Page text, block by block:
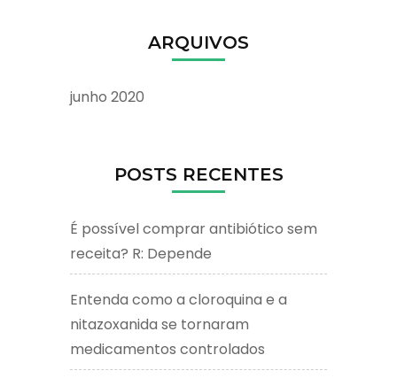
ARQUIVOS
junho 2020
POSTS RECENTES
É possível comprar antibiótico sem
receita? R: Depende
Entenda como a cloroquina e a
nitazoxanida se tornaram
medicamentos controlados